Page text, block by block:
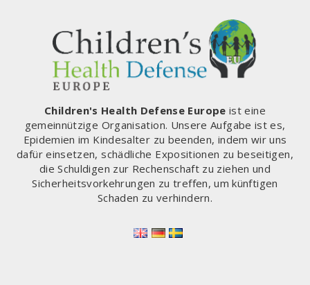
Children's Health Defense Europe ist eine
gemeinnützige Organisation. Unsere Aufgabe ist es,
Epidemien im Kindesalter zu beenden, indem wir uns
dafür einsetzen, schädliche Expositionen zu beseitigen,
die Schuldigen zur Rechenschaft zu ziehen und
Sicherheitsvorkehrungen zu treffen, um künftigen
Schaden zu verhindern.